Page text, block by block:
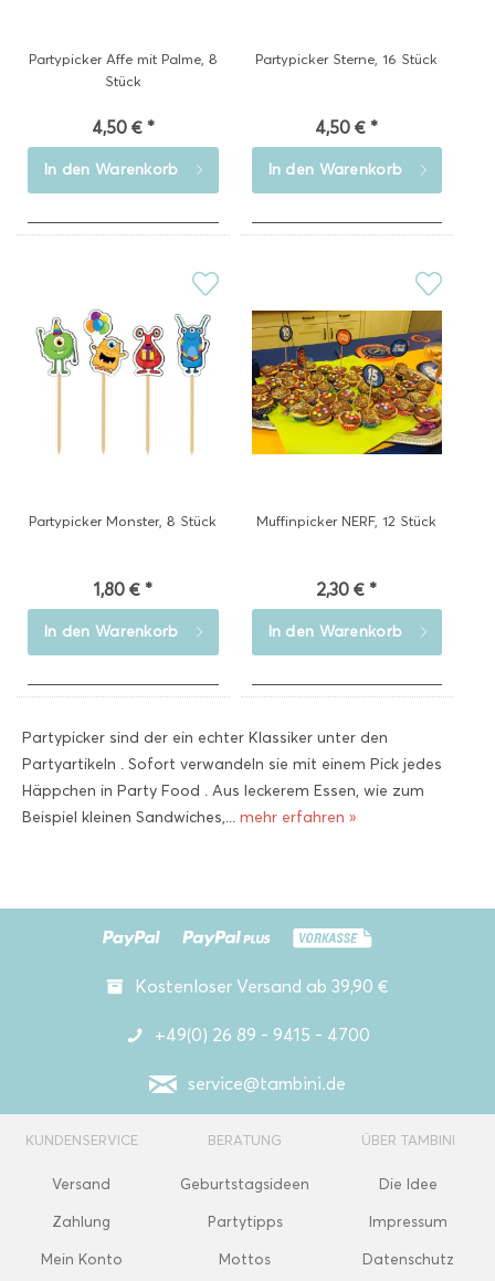
Partypicker Affe mit Palme, 8
Stück
4,50 € *
In den Warenkorb
Partypicker Sterne, 16 Stück
4,50 € *
In den Warenkorb
Partypicker Monster, 8 Stück
1,80 € *
In den Warenkorb
Muffinpicker NERF, 12 Stück
2,30 € *
In den Warenkorb
Partypicker sind der ein echter Klassiker unter den
Partyartikeln . Sofort verwandeln sie mit einem Pick jedes
Häppchen in Party Food . Aus leckerem Essen, wie zum
Beispiel kleinen Sandwiches,... mehr erfahren »
Kostenloser Versand ab 39,90 €
+49(0) 26 89 - 9415 - 4700
service@tambini.de
KUNDENSERVICE
Versand
Zahlung
Mein Konto
BERATUNG
Geburtstagsideen
Partytipps
Mottos
ÜBER TAMBINI
Die Idee
Impressum
Datenschutz